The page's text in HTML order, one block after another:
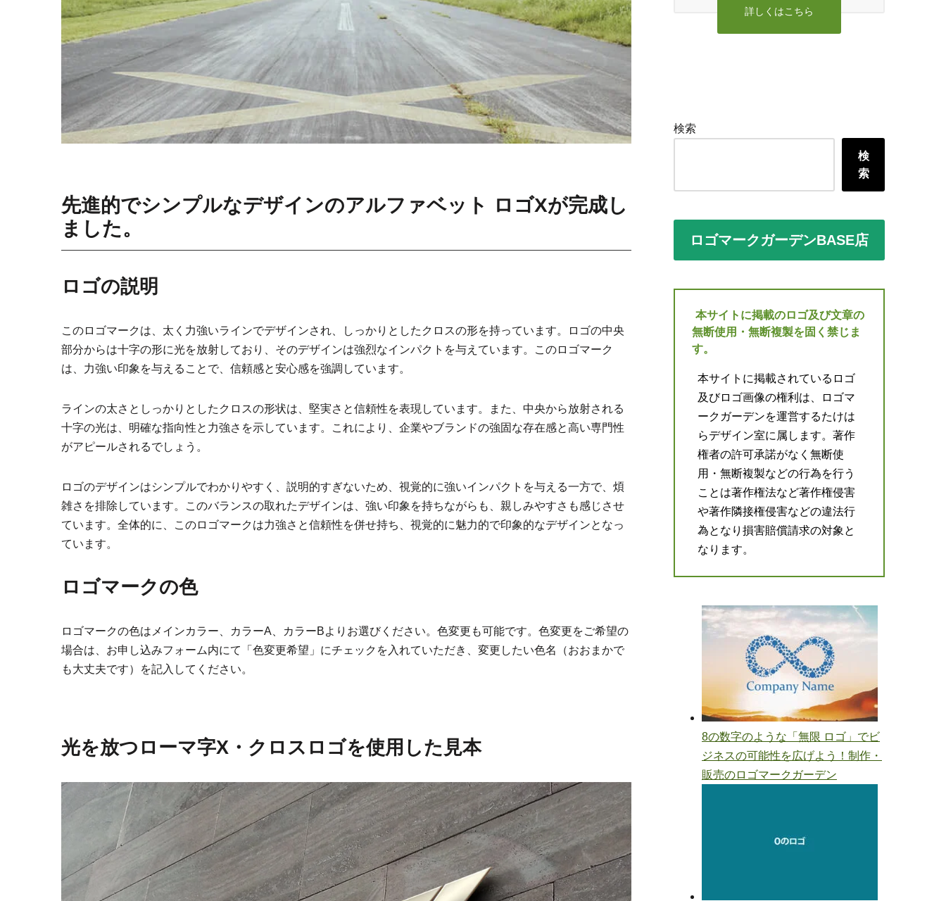
先進的でシンプルなデザインのアルファベット ロゴXが完成し
ました。
ロゴの説明
このロゴマークは、太く力強いラインでデザインされ、しっかりとしたクロスの形を持っています。ロゴの中央
部分からは十字の形に光を放射しており、そのデザインは強烈なインパクトを与えています。このロゴマーク
は、力強い印象を与えることで、信頼感と安心感を強調しています。
ラインの太さとしっかりとしたクロスの形状は、堅実さと信頼性を表現しています。また、中央から放射される
十字の光は、明確な指向性と力強さを示しています。これにより、企業やブランドの強固な存在感と高い専門性
がアピールされるでしょう。
ロゴのデザインはシンプルでわかりやすく、説明的すぎないため、視覚的に強いインパクトを与える一方で、煩
雑さを排除しています。このバランスの取れたデザインは、強い印象を持ちながらも、親しみやすさも感じさせ
ています。全体的に、このロゴマークは力強さと信頼性を併せ持ち、視覚的に魅力的で印象的なデザインとなっ
ています。
ロゴマークの色
ロゴマークの色はメインカラー、カラーA、カラーBよりお選びください。色変更も可能です。色変更をご希望の
場合は、お申し込みフォーム内にて「色変更希望」にチェックを入れていただき、変更したい色名（おおまかで
も大丈夫です）を記入してください。
光を放つローマ字X・クロスロゴを使用した見本
詳しくはこちら
検索
検
索
ロゴマークガーデンBASE店
本サイトに掲載のロゴ及び文章の
無断使用・無断複製を固く禁じま
す。
本サイトに掲載されているロゴ
及びロゴ画像の権利は、ロゴマ
ークガーデンを運営するたけは
らデザイン室に属します。著作
権者の許可承諾がなく無断使
用・無断複製などの行為を行う
ことは著作権法など著作権侵害
や著作隣接権侵害などの違法行
為となり損害賠償請求の対象と
なります。